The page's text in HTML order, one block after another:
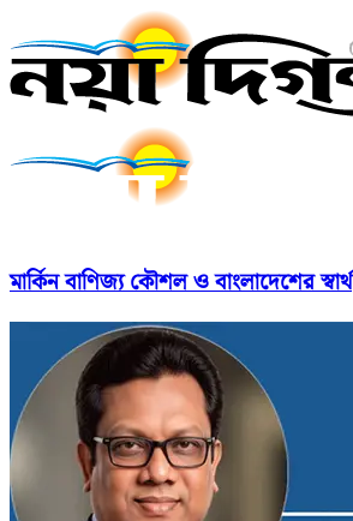
মার্কিন বাণিজ্য কৌশল ও বাংলাদেশের স্বার্থ